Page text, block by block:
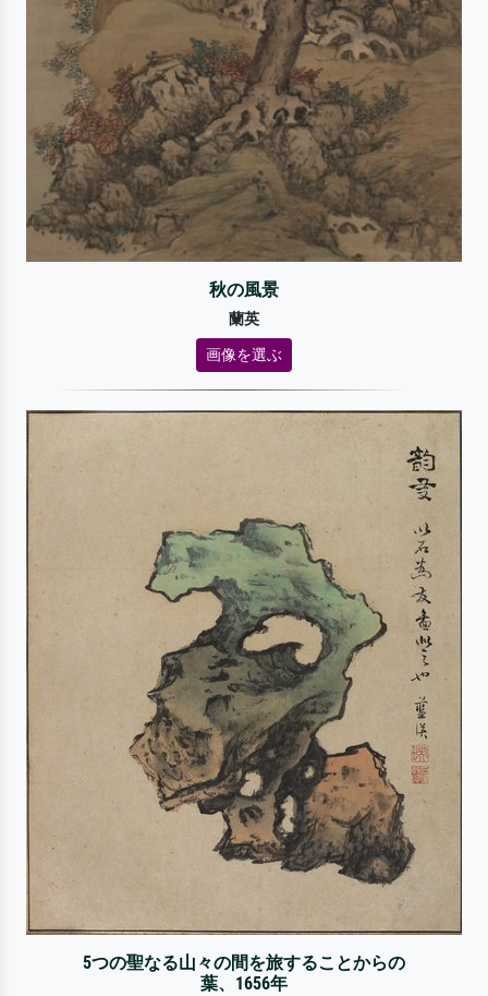
秋の風景
蘭英
画像を選ぶ
5つの聖なる山々の間を旅することからの
葉、1656年